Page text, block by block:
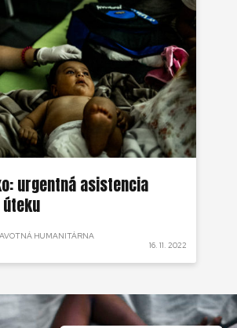
urgentná asistencia
HUMANITÁRNA
16. 11. 2022